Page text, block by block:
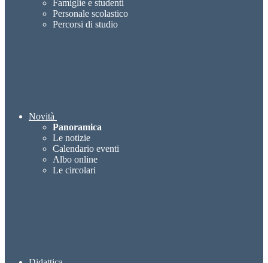
Famiglie e studenti
Personale scolastico
Percorsi di studio
Novità
Panoramica
Le notizie
Calendario eventi
Albo online
Le circolari